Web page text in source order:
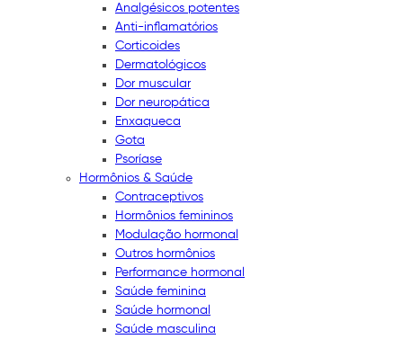
Analgésicos potentes
Anti-inflamatórios
Corticoides
Dermatológicos
Dor muscular
Dor neuropática
Enxaqueca
Gota
Psoríase
Hormônios & Saúde
Contraceptivos
Hormônios femininos
Modulação hormonal
Outros hormônios
Performance hormonal
Saúde feminina
Saúde hormonal
Saúde masculina